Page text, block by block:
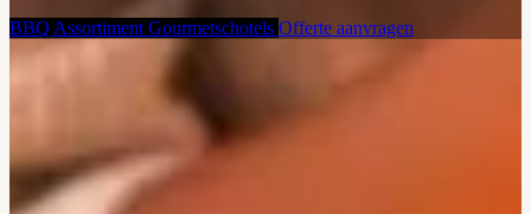
BBQ Assortiment Gourmetschotels Offerte aanvragen